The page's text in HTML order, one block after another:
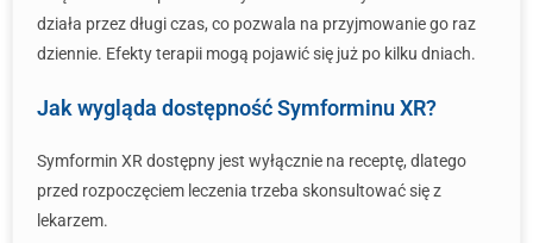
działa przez długi czas, co pozwala na przyjmowanie go raz
dziennie. Efekty terapii mogą pojawić się już po kilku dniach.
Jak wygląda dostępność Symforminu XR?
Symformin XR dostępny jest wyłącznie na receptę, dlatego
przed rozpoczęciem leczenia trzeba skonsultować się z
lekarzem.